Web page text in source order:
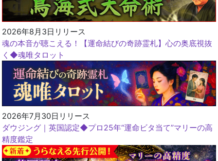
2026年8月3日リリース
魂の本音が聴こえる！【運命結びの奇跡霊札】心の奥底視抜
く◆魂唯タロット
2026年7月30日リリース
ダウジング｜英国認定◆プロ25年“運命ビタ当て”マリーの高
精度鑑定